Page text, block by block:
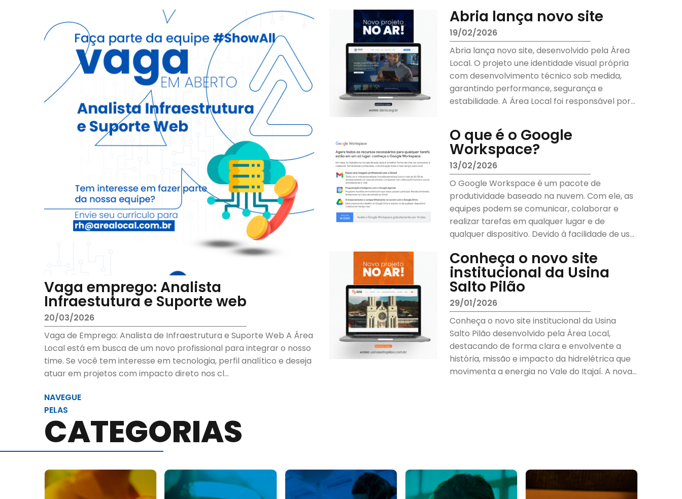
Vaga emprego: Analista
Infraestutura e Suporte web
20/03/2026
Vaga de Emprego: Analista de Infraestrutura e Suporte Web A Área
Local está em busca de um novo profissional para integrar o nosso
time. Se você tem interesse em tecnologia, perfil analítico e deseja
atuar em projetos com impacto direto nos cl...
Abria lança novo site
19/02/2026
Abria lança novo site, desenvolvido pela Área
Local. O projeto une identidade visual própria
com desenvolvimento técnico sob medida,
garantindo performance, segurança e
estabilidade. A Área Local foi responsável por
O que é o Google
Workspace?
13/02/2026
O Google Workspace é um pacote de
produtividade baseado na nuvem. Com ele, as
equipes podem se comunicar, colaborar e
realizar tarefas em qualquer lugar e de
qualquer dispositivo. Devido à facilidade de uso,
Conheça o novo site
institucional da Usina
Salto Pilão
29/01/2026
Conheça o novo site institucional da Usina
Salto Pilão desenvolvido pela Área Local,
destacando de forma clara e envolvente a
história, missão e impacto da hidrelétrica que
movimenta a energia no Vale do Itajaí. A nova
NAVEGUE
PELAS
CATEGORIAS